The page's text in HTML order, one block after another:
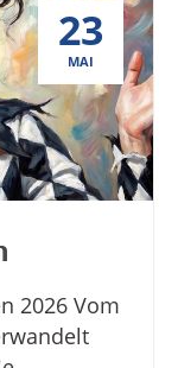
23
MAI
2026 Vom